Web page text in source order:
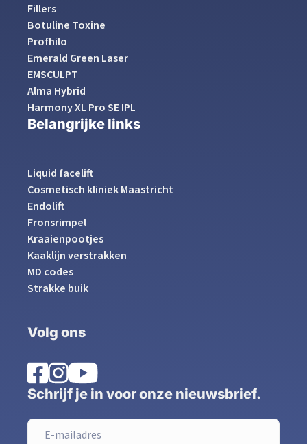
Fillers
Botuline Toxine
Profhilo
Emerald Green Laser
EMSCULPT
Alma Hybrid
Harmony XL Pro SE IPL
Belangrijke links
Liquid facelift
Cosmetisch kliniek Maastricht
Endolift
Fronsrimpel
Kraaienpootjes
Kaaklijn verstrakken
MD codes
Strakke buik
Volg ons
Schrijf je in voor onze nieuwsbrief.